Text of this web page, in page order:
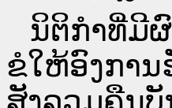
ນິ​ຕິ​ກຳ​ທີ່​ມີ​
ຂໍໃຫ້ອົງ​ກາ
ສັງລວມຄືນ